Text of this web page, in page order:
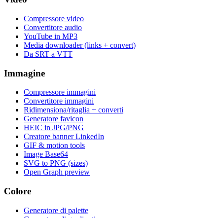
Compressore video
Convertitore audio
YouTube in MP3
Media downloader (links + convert)
Da SRT a VTT
Immagine
Compressore immagini
Convertitore immagini
Ridimensiona/ritaglia + converti
Generatore favicon
HEIC in JPG/PNG
Creatore banner LinkedIn
GIF & motion tools
Image Base64
SVG to PNG (sizes)
Open Graph preview
Colore
Generatore di palette